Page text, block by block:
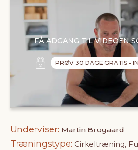
FÅ ADGANG TIL VIDEOEN
PRØV 30 DAGE GRATIS -
Underviser Martin Brogaard
Træningstype Cirkeltræning,